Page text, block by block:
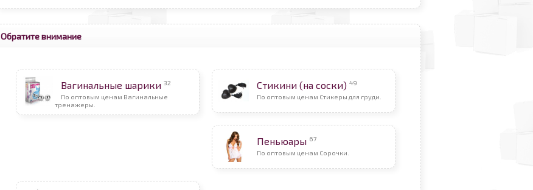
Обратите внимание
Вагинальные шарики 32
По оптовым ценам Вагинальные
тренажеры.
Стикини (на соски) 49
По оптовым ценам Стикеры для груди.
Пеньюары 67
По оптовым ценам Сорочки.